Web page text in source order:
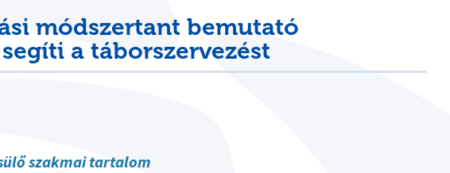
módszertant bemutató
segíti a táborszervezést
szakmai tartalom